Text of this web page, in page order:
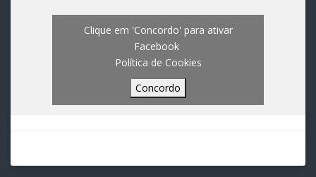
Clique em 'Concordo' para ativar
Facebook
Política de Cookies
Concordo